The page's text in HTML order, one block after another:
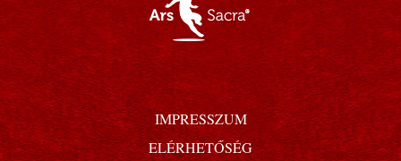
IMPRESSZUM
ELÉRHETŐSÉG